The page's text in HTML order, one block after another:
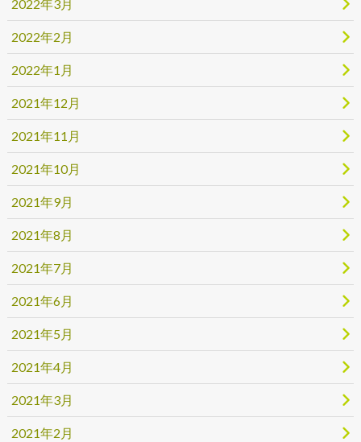
2022年3月
2022年2月
2022年1月
2021年12月
2021年11月
2021年10月
2021年9月
2021年8月
2021年7月
2021年6月
2021年5月
2021年4月
2021年3月
2021年2月